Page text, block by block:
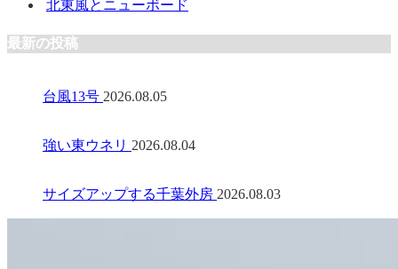
北東風とニューボード
最新の投稿
台風13号 2026.08.05
強い東ウネリ 2026.08.04
サイズアップする千葉外房 2026.08.03